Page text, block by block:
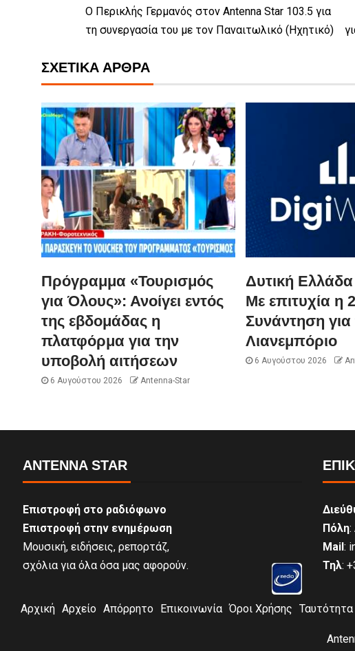
Ο Περικλής Γερμανός στον Antenna Star 103.5 για
τη συνεργασία του με τον Παναιτωλικό (Ηχητικό)
ΣΧΕΤΙΚΆ ΆΡΘΡΑ
Πρόγραμμα «Τουρισμός
για Όλους»: Ανοίγει εντός
της εβδομάδας η
πλατφόρμα για την
υποβολή αιτήσεων
6 Αυγούστου 2026 Antenna-Star
Δυτική
Με επιτυχία η
Συνάντηση για
Λιανεμπόριο
6 Αυγούστου 2026
ANTENNA STAR
Επιστροφή στο ραδιόφωνο
Επιστροφή στην ενημέρωση
Μουσική, ειδήσεις, ρεπορτάζ,
σχόλια για όλα όσα μας αφορούν.
Πόλη:
Mail:
Τηλ:
Αρχική Αρχείο Απόρρητο Επικοινωνία Όροι Χρήσης